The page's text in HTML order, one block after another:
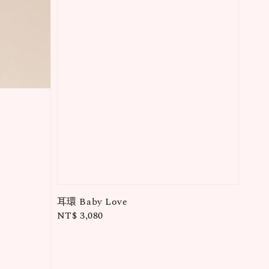
耳環 Baby Love
Regular
NT$ 3,080